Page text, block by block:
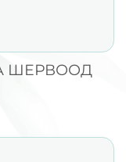
ШЕРВООД